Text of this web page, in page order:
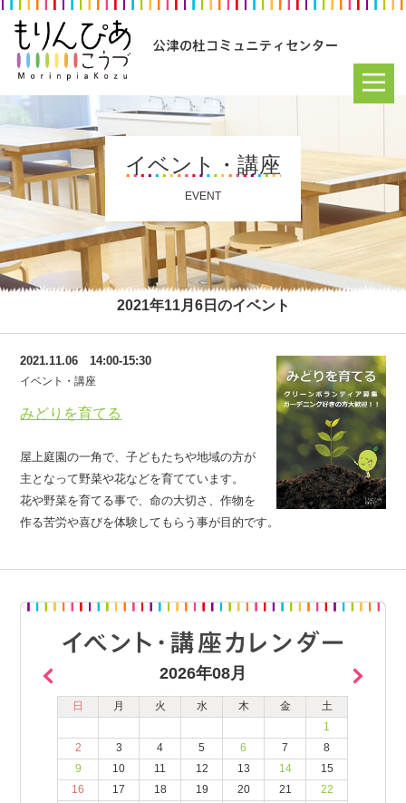
イベント・講座
EVENT
2021年11月6日のイベント
みどりを育てる
2021.11.06 14:00-15:30
イベント・講座
屋上庭園の一角で、子どもたちや地域の方が
主となって野菜や花などを育てています。
花や野菜を育てる事で、命の大切さ、作物を
作る苦労や喜びを体験してもらう事が目的です。
2026年08月
日 月 火 水 木 金
土
1
2
3 4 5 6 7
8
9
10 11 12 13 14
15
16
17 18 19 20 21
22